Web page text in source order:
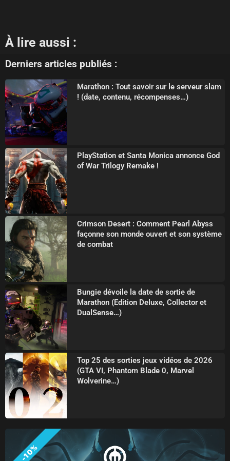
À lire aussi :
Derniers articles publiés :
Marathon : Tout savoir sur le serveur slam
! (date, contenu, récompenses…)
PlayStation et Santa Monica annonce God
of War Trilogy Remake !
Crimson Desert : Comment Pearl Abyss
façonne son monde ouvert et son système
de combat
Bungie dévoile la date de sortie de
Marathon (Edition Deluxe, Collector et
DualSense…)
Top 25 des sorties jeux vidéos de 2026
(GTA VI, Phantom Blade 0, Marvel
Wolverine…)
-10%